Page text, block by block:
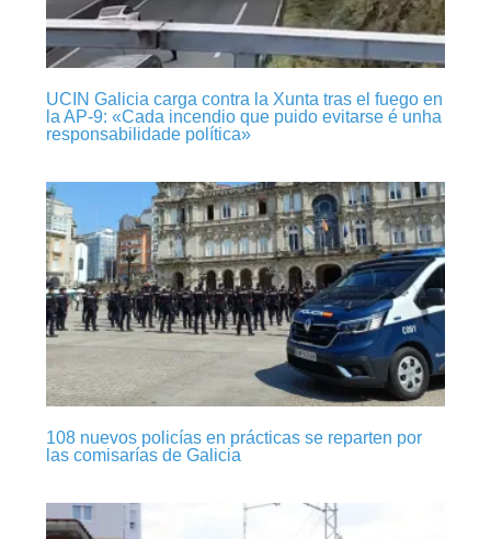
UCIN Galicia carga contra la Xunta tras el fuego en
la AP-9: «Cada incendio que puido evitarse é unha
responsabilidade política»
108 nuevos policías en prácticas se reparten por
las comisarías de Galicia